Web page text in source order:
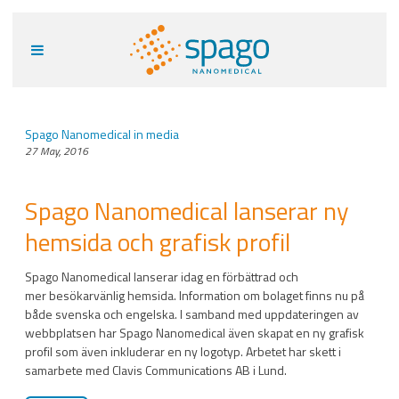
Spago Nanomedical in media
27 May, 2016
Spago Nanomedical lanserar ny
hemsida och grafisk profil
Spago Nanomedical lanserar idag en förbättrad och
mer besökarvänlig hemsida. Information om bolaget finns nu på
både svenska och engelska. I samband med uppdateringen av
webbplatsen har Spago Nanomedical även skapat en ny grafisk
profil som även inkluderar en ny logotyp. Arbetet har skett i
samarbete med Clavis Communications AB i Lund.